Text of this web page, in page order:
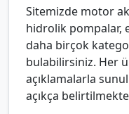
Sitemizde motor
hidrolik pompalar,
daha birçok
bulabilirsiniz. Her
açıklamalarla
açıkça